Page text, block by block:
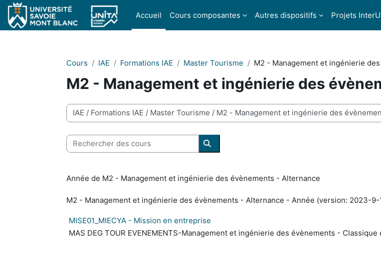
Passer au contenu principal
Accueil
Cours composantes Autres dispositifs Projets InterU
Cours IAE Formations IAE Master Tourisme M2 - Management et ingénierie
M2 - Management et ingénierie des
Catégories de cours
Rechercher des cours
Rechercher des cours
Année de M2 - Management et ingénierie des évènements - Alternance
M2 - Management et ingénierie des évènements - Alternance - Année (version: 2023-9-
MISE01_MIECYA - Mission en entreprise
MAS DEG TOUR EVENEMENTS-Management et ingénierie des évènements -